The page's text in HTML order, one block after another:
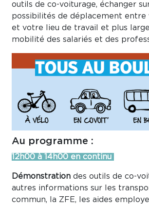
outils de co-voiturage, échanger
possibilités de déplacement entre
et votre lieu de travail et plus
mobilité des salariés et des
Au programme :
12h00 à 14h00 en continu
Démonstration des outils de co-
autres informations sur les
commun, la ZFE, les aides